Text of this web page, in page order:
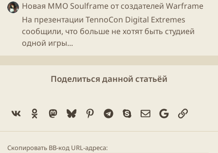
Новая ММО Soulframe от создателей Warframe
На презентации TennoCon Digital Extremes
сообщили, что больше не хотят быть студией
одной игры...
Поделиться данной статьёй
Vk Ok Mastodon
BlueskyPinterestTelegram
SkypeЭлектронная
GoogleСсылка
Скопировать BB-код URL-адреса